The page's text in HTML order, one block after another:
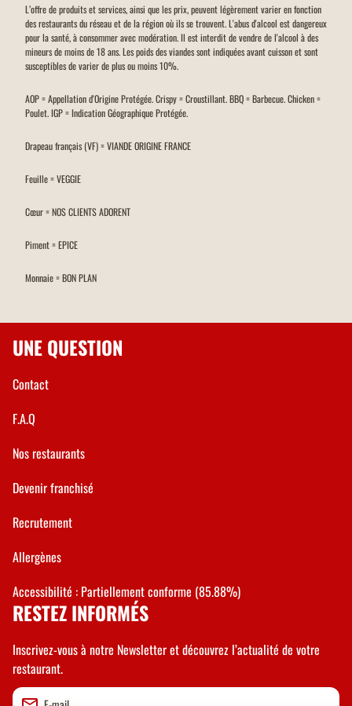
L’offre de produits et services, ainsi que les prix, peuvent légèrement varier en fonction
des restaurants du réseau et de la région où ils se trouvent. L'abus d'alcool est dangereux
pour la santé, à consommer avec modération. Il est interdit de vendre de l'alcool à des
mineurs de moins de 18 ans. Les poids des viandes sont indiquées avant cuisson et sont
susceptibles de varier de plus ou moins 10%.
AOP = Appellation d'Origine Protégée. Crispy = Croustillant. BBQ = Barbecue. Chicken =
Poulet. IGP = Indication Géographique Protégée.
Drapeau français (VF) = VIANDE ORIGINE FRANCE
Feuille = VEGGIE
Cœur = NOS CLIENTS ADORENT
Piment = EPICE
Monnaie = BON PLAN
UNE QUESTION
Contact
F.A.Q
Nos restaurants
Devenir franchisé
Recrutement
Allergènes
Accessibilité : Partiellement conforme (85.88%)
RESTEZ INFORMÉS
Inscrivez-vous à notre Newsletter et découvrez l’actualité de votre
restaurant.